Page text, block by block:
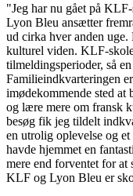
"Jeg har nu gået på
Lyon Bleu ansætter
ud cirka hver anden
kulturel viden. KLF-
tilmeldingsperioder, så
Familieindkvarteringen
imødekommende sted at
og lære mere om fransk
besøg fik jeg tildelt
en utrolig oplevelse og
havde hjemmet en
mere end forventet for
KLF og Lyon Bleu er